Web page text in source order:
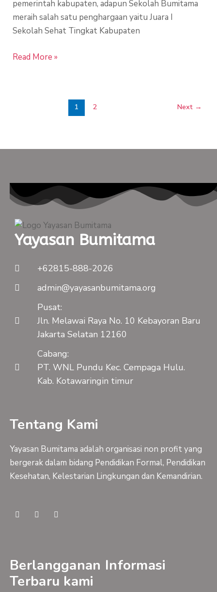
pemerintah kabupaten, adapun Sekolah Bumitama
meraih salah satu penghargaan yaitu Juara I
Sekolah Sehat Tingkat Kabupaten
Read More »
1 2 Next →
Yayasan Bumitama
+62815-888-2026
admin@yayasanbumitama.org
Pusat:
Jln. Melawai Raya No. 10 Kebayoran Baru
Jakarta Selatan 12160
Cabang:
PT. WNL Pundu Kec. Cempaga Hulu.
Kab. Kotawaringin timur
Tentang Kami
Yayasan Bumitama adalah organisasi non profit yang
bergerak dalam bidang Pendidikan Formal, Pendidikan
Kesehatan, Kelestarian Lingkungan dan Kemandirian.
F
a
k
-
f
Y
o
I
n
a
m
Berlangganan Informasi
Terbaru kami